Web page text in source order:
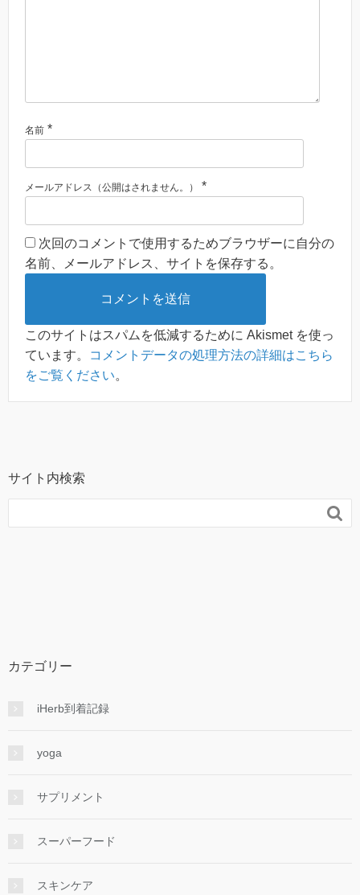
名前 *
メールアドレス（公開はされません。） *
次回のコメントで使用するためブラウザーに自分の
名前、メールアドレス、サイトを保存する。
このサイトはスパムを低減するために Akismet を使っ
ています。
コメントデータの処理方法の詳細はこちら
をご覧ください。
サイト内検索

カテゴリー
iHerb到着記録
yoga
サプリメント
スーパーフード
スキンケア